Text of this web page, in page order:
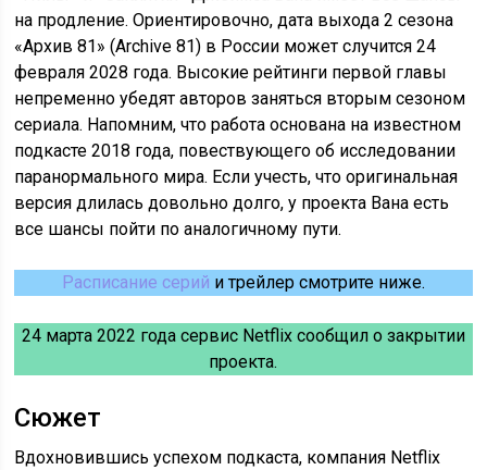
на продление. Ориентировочно, дата выхода 2 сезона
«Архив 81» (Archive 81) в России может случится 24
февраля 2028 года. Высокие рейтинги первой главы
непременно убедят авторов заняться вторым сезоном
сериала. Напомним, что работа основана на известном
подкасте 2018 года, повествующего об исследовании
паранормального мира. Если учесть, что оригинальная
версия длилась довольно долго, у проекта Вана есть
все шансы пойти по аналогичному пути.
Расписание серий и трейлер смотрите ниже.
24 марта 2022 года сервис Netflix сообщил о закрытии
проекта.
Сюжет
Вдохновившись успехом подкаста, компания Netflix